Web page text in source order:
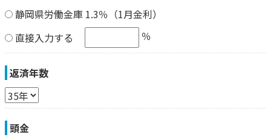
静岡県労働金庫 1.3％（1月金利）
直接入力する
％
返済年数
頭金